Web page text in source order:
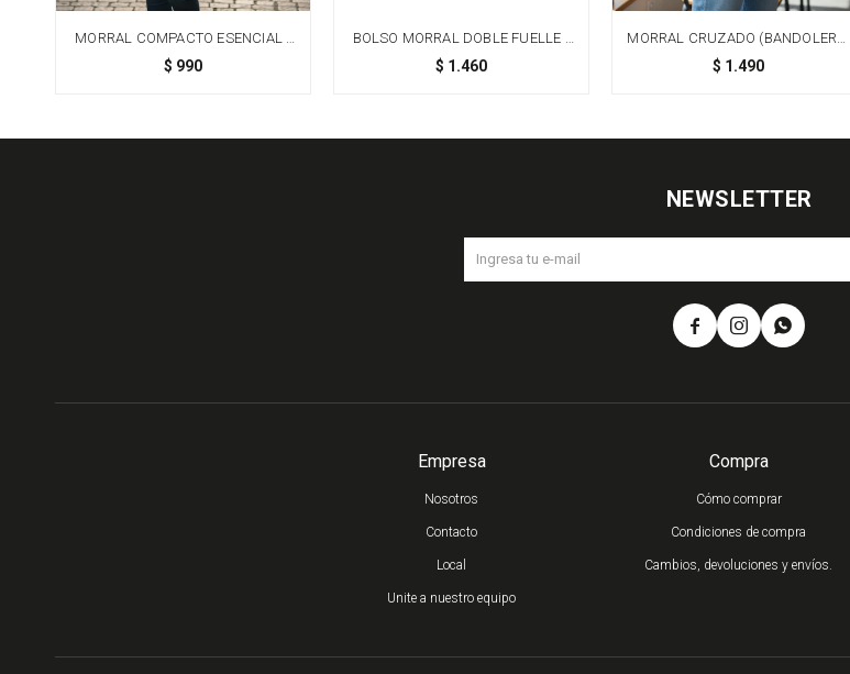
MORRAL COMPACTO ESENCIAL -
AMARILLO
$ 990
BOLSO MORRAL DOBLE FUELLE -
NEGRO
$ 1.460
MORRAL CRUZADO (BANDOLERA)
EN TAFETA AMASADA - VIOLETA
$ 1.490
Empresa
Nosotros
Contacto
Local
Unite a nuestro equipo
Compra
Cómo comprar
Condiciones de compra
Cambios, devoluciones y envíos.
NEWSLETTER
  